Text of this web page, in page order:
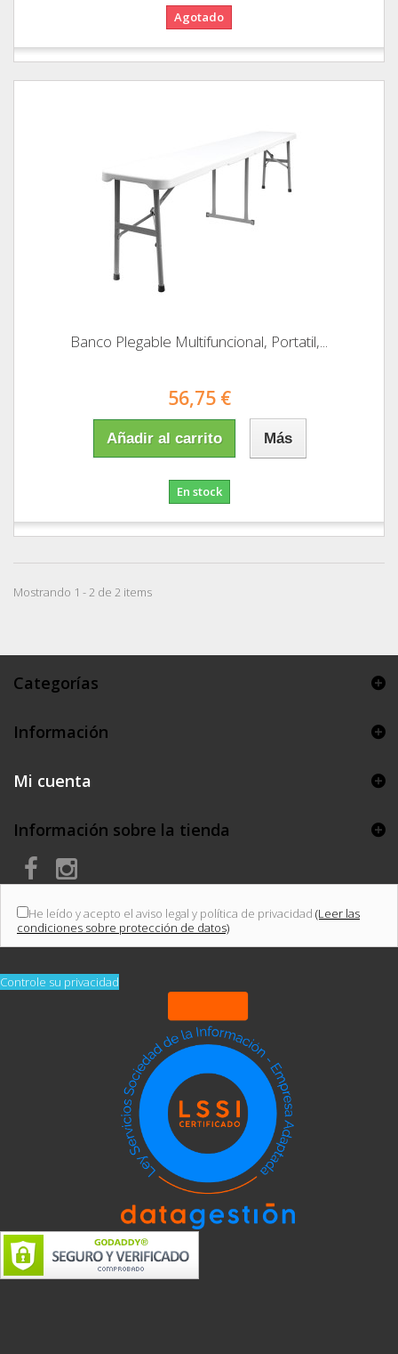
Agotado
Banco Plegable Multifuncional, Portatil,...
56,75 €
Añadir al carrito Más
En stock
Mostrando 1 - 2 de 2 items
Categorías
Información
Mi cuenta
Información sobre la tienda
He leído y acepto el aviso legal y política de privacidad (Leer las
condiciones sobre protección de datos)
Controle su privacidad